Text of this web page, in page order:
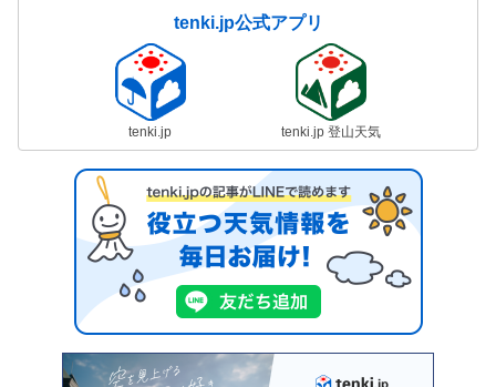
tenki.jp公式アプリ
tenki.jp tenki.jp 登山天気